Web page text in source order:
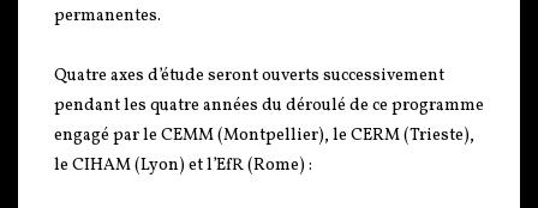
permanentes.
Quatre axes d’étude seront ouverts successivement
pendant les quatre années du déroulé de ce programme
engagé par le CEMM (Montpellier), le CERM (Trieste),
le CIHAM (Lyon) et l’EfR (Rome) :